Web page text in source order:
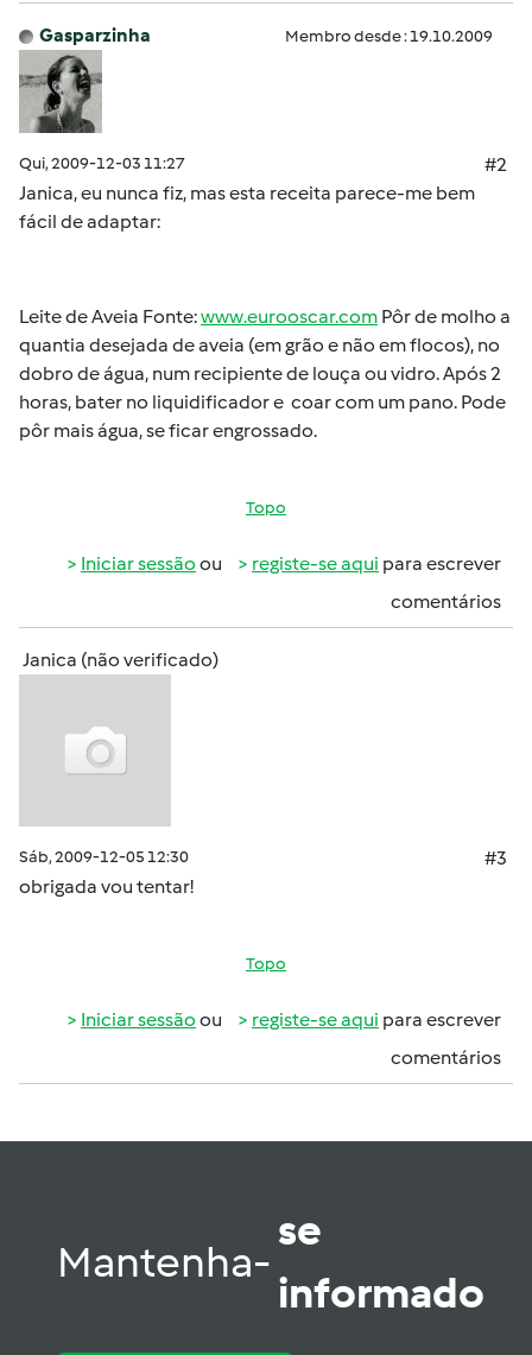
Gasparzinha Membro desde : 19.10.2009
Qui, 2009-12-03 11:27
#2
Janica, eu nunca fiz, mas esta receita parece-me bem
fácil de adaptar:
Leite de Aveia Fonte:www.eurooscar.com Pôr de molho a
quantia desejada de aveia (em grão e não em flocos), no
dobro de água, num recipiente de louça ou vidro. Após 2
horas, bater no liquidificador e coar com um pano. Pode
pôr mais água, se ficar engrossado.
Topo
Iniciar sessão ou registe-se aqui para escrever
comentários
Janica (não verificado)
Sáb, 2009-12-05 12:30
#3
obrigada vou tentar!
Topo
Iniciar sessão ou registe-se aqui para escrever
comentários
Mantenha-
se
informado